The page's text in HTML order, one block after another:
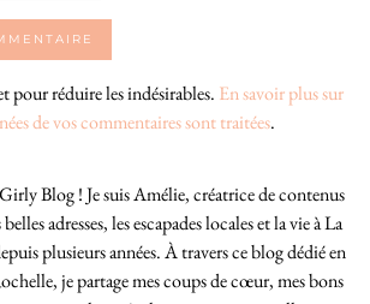
pour réduire les indésirables. En savoir plus sur
de vos commentaires sont traitées.
Blog ! Je suis Amélie, créatrice de contenus
adresses, les escapades locales et la vie à La
plusieurs années. À travers ce blog dédié en
je partage mes coups de cœur, mes bons